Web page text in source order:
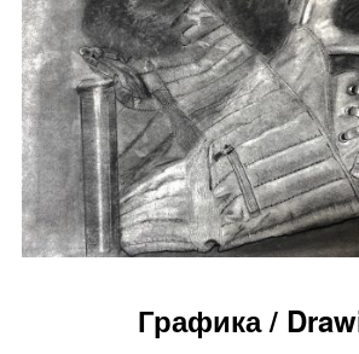
Графика /